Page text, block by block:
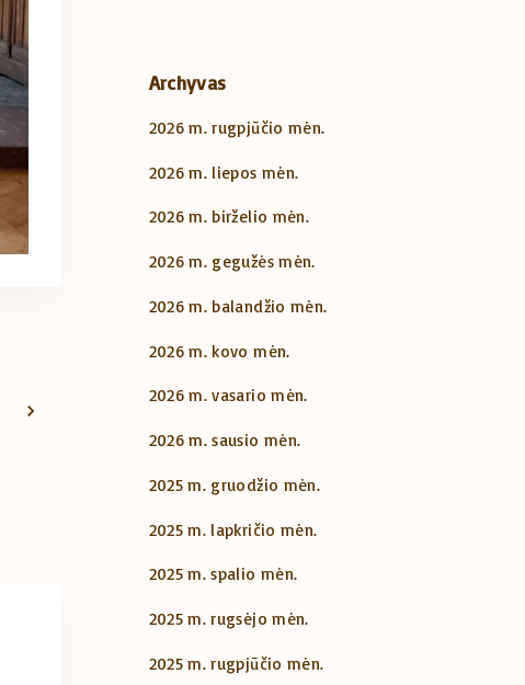
Archyvas
2026 m. rugpjūčio mėn.
2026 m. liepos mėn.
2026 m. birželio mėn.
2026 m. gegužės mėn.
2026 m. balandžio mėn.
2026 m. kovo mėn.
2026 m. vasario mėn.
2026 m. sausio mėn.
2025 m. gruodžio mėn.
2025 m. lapkričio mėn.
2025 m. spalio mėn.
2025 m. rugsėjo mėn.
2025 m. rugpjūčio mėn.